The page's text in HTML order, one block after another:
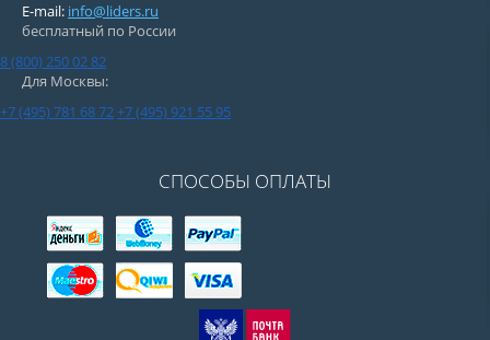
E-mail: info@liders.ru
бесплатный по России
8 (800) 250 02 82
Для Москвы:
+7 (495) 781 68 72+7 (495) 921 55 95
СПОСОБЫ ОПЛАТЫ